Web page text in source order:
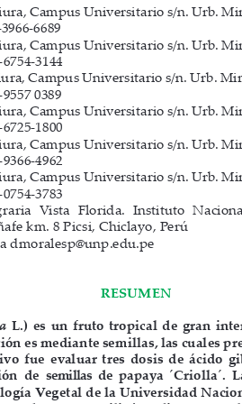
Campus Universitario s/n. Urb.
3966-6689
Campus Universitario s/n. Urb.
6754-3144
Campus Universitario s/n. Urb.
9557 0389
Campus Universitario s/n. Urb.
6725-1800
Campus Universitario s/n. Urb.
9366-4962
Campus Universitario s/n. Urb.
0754-3783
Vista  Florida.  Instituto
km. 8 Picsi, Chiclayo, Perú
dmoralesp@unp.edu.pe
RESUMEN
L.)  es  un  fruto  tropical  de  gran
es mediante semillas, las cuales
fue  evaluar  tres  dosis  de  ácido
de  semillas  de  papaya ́Criolla ́.
Vegetal de la Universidad